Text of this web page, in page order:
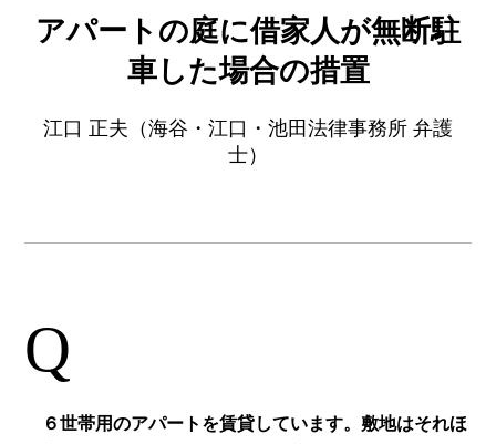
アパートの庭に借家人が無断駐
車した場合の措置
江口 正夫（海谷・江口・池田法律事務所 弁護
士）
Q
６世帯用のアパートを賃貸しています。敷地はそれほ